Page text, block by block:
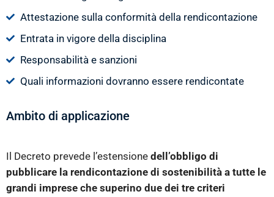
Attestazione sulla conformità della rendicontazione
Entrata in vigore della disciplina
Responsabilità e sanzioni
Quali informazioni dovranno essere rendicontate
Ambito di applicazione
Il Decreto prevede l’estensione dell’obbligo di
pubblicare la rendicontazione di sostenibilità a tutte le
grandi imprese che superino due dei tre criteri